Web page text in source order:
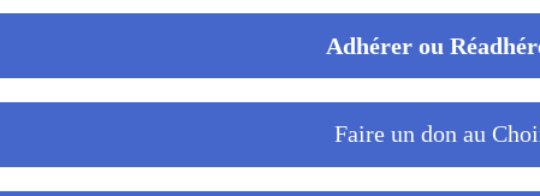
Adhérer ou
Faire un don au